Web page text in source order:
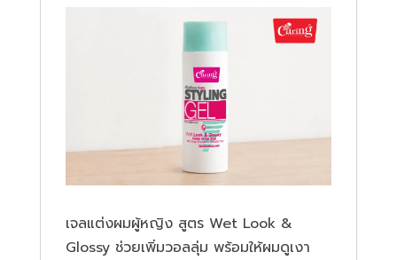
เจลแต่งผมผู้หญิง สูตร Wet Look &
Glossy ช่วยเพิ่มวอลลุ่ม พร้อมให้ผมดูเงา